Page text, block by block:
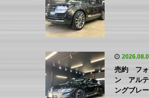
売約 フォ
ン アルテ
ングブレ